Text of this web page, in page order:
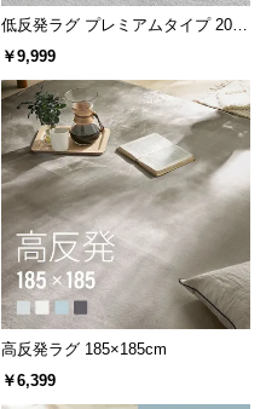
低反発ラグ プレミアムタイプ 200×
200cm
￥9,999
高反発ラグ 185×185cm
￥6,399